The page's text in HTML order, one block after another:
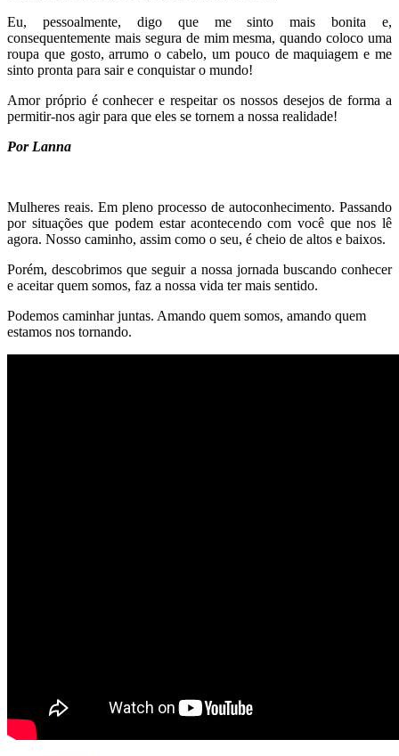
Eu, pessoalmente, digo que me sinto mais bonita e,
consequentemente mais segura de mim mesma, quando coloco uma
roupa que gosto, arrumo o cabelo, um pouco de maquiagem e me
sinto pronta para sair e conquistar o mundo!
Amor próprio é conhecer e respeitar os nossos desejos de forma a
permitir-nos agir para que eles se tornem a nossa realidade!
Por Lanna
Mulheres reais. Em pleno processo de autoconhecimento. Passando
por situações que podem estar acontecendo com você que nos lê
agora. Nosso caminho, assim como o seu, é cheio de altos e baixos.
Porém, descobrimos que seguir a nossa jornada buscando conhecer
e aceitar quem somos, faz a nossa vida ter mais sentido.
Podemos caminhar juntas. Amando quem somos, amando quem
estamos nos tornando.